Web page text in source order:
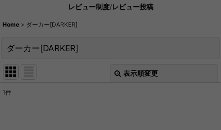
レビュー制度/レビュー投稿
Home > ダーカー[DARKER]
ダーカー[DARKER]
表示順変更
1件